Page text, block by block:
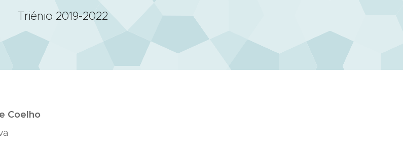
Triénio 2019-2022
Coelho